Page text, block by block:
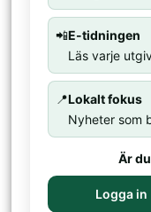
📲E-tidningen
Läs varje
📍Lokalt fokus
Nyheter som
Är
Logga in